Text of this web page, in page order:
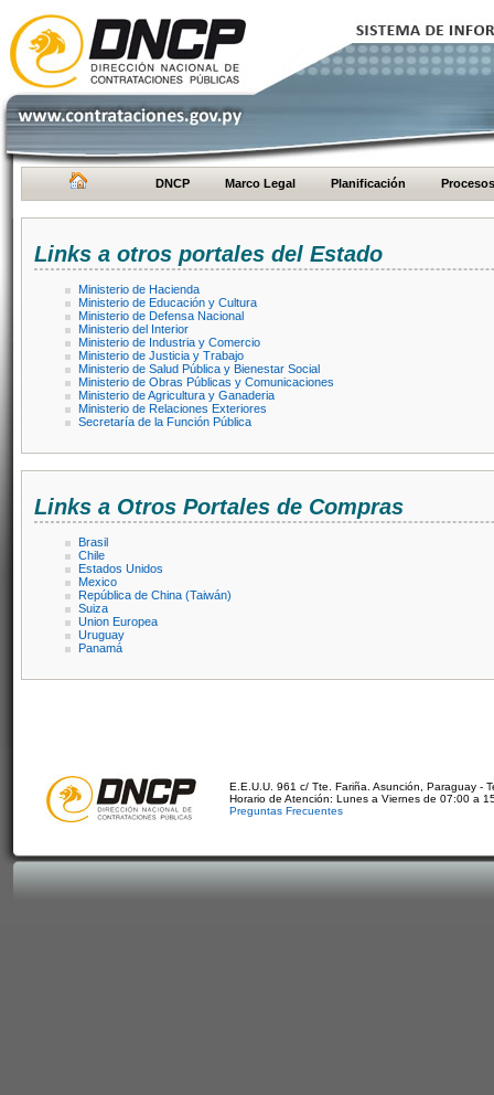
DNCP Marco Legal Planificación Procesos
Links a otros portales del Estado
Ministerio de Hacienda
Ministerio de Educación y Cultura
Ministerio de Defensa Nacional
Ministerio del Interior
Ministerio de Industria y Comercio
Ministerio de Justicia y Trabajo
Ministerio de Salud Pública y Bienestar Social
Ministerio de Obras Públicas y Comunicaciones
Ministerio de Agricultura y Ganaderia
Ministerio de Relaciones Exteriores
Secretaría de la Función Pública
Links a Otros Portales de Compras
Brasil
Chile
Estados Unidos
Mexico
República de China (Taiwán)
Suiza
Union Europea
Uruguay
Panamá
E.E.U.U. 961 c/ Tte. Fariña. Asunción, Paraguay -
Horario de Atención: Lunes a Viernes de 07:00 a
Preguntas Frecuentes